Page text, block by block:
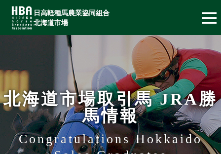
日高軽種馬農業協同組合
北海道市場
北海道市場取引馬 JRA勝
馬情報
Congratulations Hokkaido